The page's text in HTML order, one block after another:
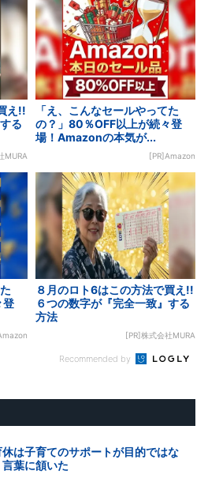
え!!
る
MURA
「え、こんなセールやってた
の？」80％OFF以上が続々登
場！Amazonの本気が...
[PR]Amazon
登
８月のロト6はこの方法で買え!!
６つの数字が『完全一致』する
方法
[PR]株式会社MURA
Recommended by
休は子育てのサポートが目的ではな
言葉に頷いた